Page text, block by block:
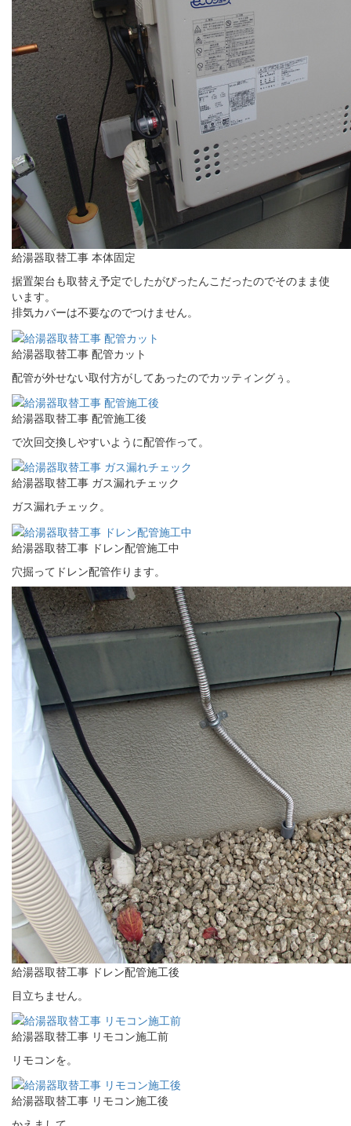
給湯器取替工事 本体固定
据置架台も取替え予定でしたがぴったんこだったのでそのまま使
います。
排気カバーは不要なのでつけません。
給湯器取替工事 配管カット
配管が外せない取付方がしてあったのでカッティングぅ。
給湯器取替工事 配管施工後
で次回交換しやすいように配管作って。
給湯器取替工事 ガス漏れチェック
ガス漏れチェック。
給湯器取替工事 ドレン配管施工中
穴掘ってドレン配管作ります。
給湯器取替工事 ドレン配管施工後
目立ちません。
給湯器取替工事 リモコン施工前
リモコンを。
給湯器取替工事 リモコン施工後